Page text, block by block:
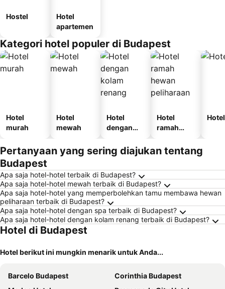
Hostel
Hotel
apartemen
Kategori hotel populer di Budapest
Hotel
murah
Hotel
mewah
Hotel
dengan
renang
Hotel
ramah
peliharaan
Pertanyaan yang sering diajukan tentang
Budapest
Apa saja hotel-hotel terbaik di Budapest?
Apa saja hotel-hotel mewah terbaik di Budapest?
Apa saja hotel-hotel yang memperbolehkan tamu membawa hewan
peliharaan terbaik di Budapest?
Apa saja hotel-hotel dengan spa terbaik di Budapest?
Apa saja hotel-hotel dengan kolam renang terbaik di Budapest?
Hotel di Budapest
Hotel berikut ini mungkin menarik untuk Anda...
Barcelo Budapest
Corinthia Budapest